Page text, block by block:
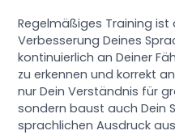
Regelmäßiges Training ist
Verbesserung Deines
kontinuierlich an Deiner
zu erkennen und korrekt
nur Dein Verständnis für
sondern baust auch Dein
sprachlichen Ausdruck